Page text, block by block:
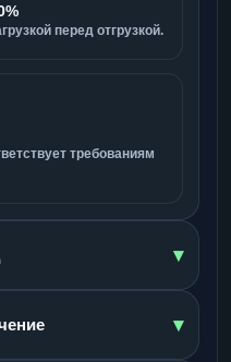
перед отгрузкой.
требованиям
▾
▾